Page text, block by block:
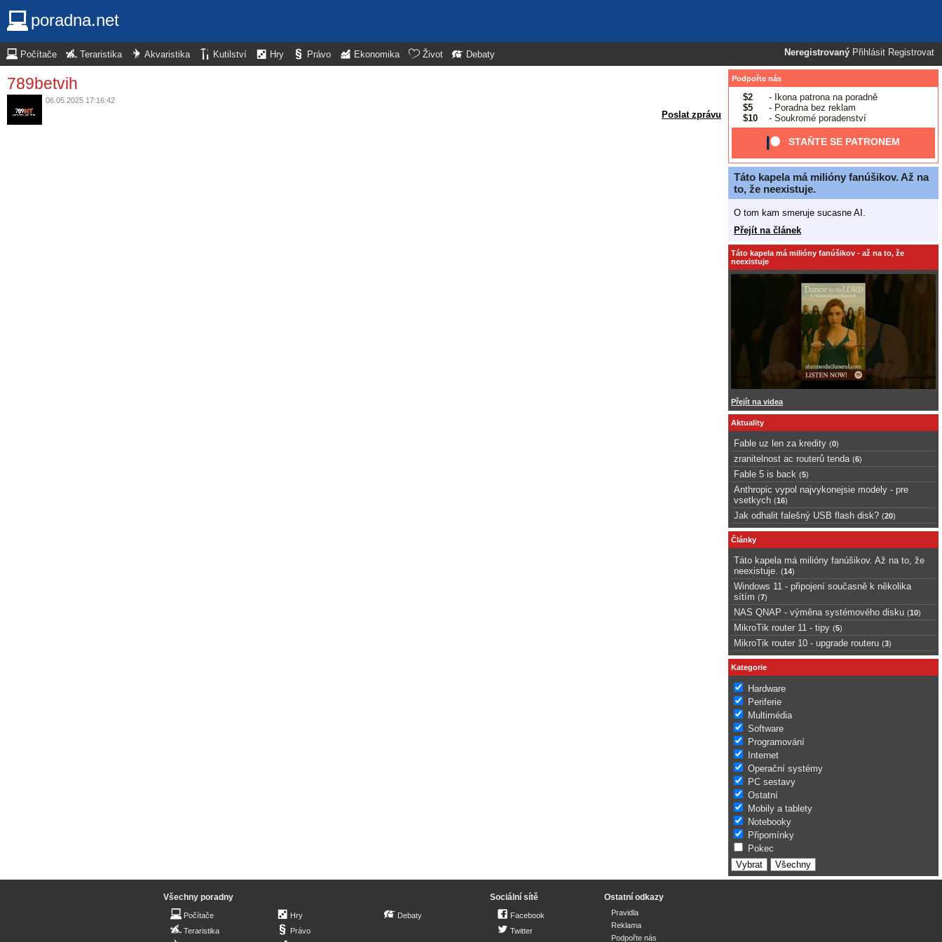
poradna.net
Neregistrovaný Přihlásit Registrovat
Počítače Teraristika Akvaristika Kutilství Hry Právo Ekonomika Život Debaty
789betvih
06.05.2025 17:16:42
Poslat zprávu
Podpořte nás
$2
- Ikona patrona na poradně
$5
- Poradna bez reklam
$10
- Soukromé poradenství
STAŇTE SE PATRONEM
Táto kapela má milióny fanúšikov. Až na
to, že neexistuje.
O tom kam smeruje sucasne AI.
Přejít na článek
Táto kapela má milióny fanúšikov - až na to, že
neexistuje
Přejít na videa
Aktuality
Fable uz len za kredity (0)
zranitelnost ac routerů tenda (6)
Fable 5 is back (5)
Anthropic vypol najvykonejsie modely - pre
vsetkych (16)
Jak odhalit falešný USB flash disk? (20)
Články
Táto kapela má milióny fanúšikov. Až na to, že
neexistuje.
(14)
Windows 11 - připojení současně k několika
sítím (7)
NAS QNAP - výměna systémového disku (10)
MikroTik router 11 - tipy (5)
MikroTik router 10 - upgrade routeru (3)
Kategorie
Hardware
Periferie
Multimédia
Software
Programování
Internet
Operační systémy
PC sestavy
Ostatní
Mobily a tablety
Notebooky
Připomínky
Pokec
Všechny poradny
Počítače
Teraristika
Hry
Právo
Debaty
Sociální sítě
Facebook
Twitter
Ostatní odkazy
Pravidla
Reklama
Podpořte nás